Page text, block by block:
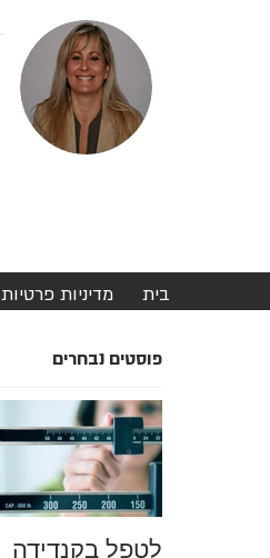
בית מדיניות פרטיות
פוסטים נבחרים
לטפל בקנדידה